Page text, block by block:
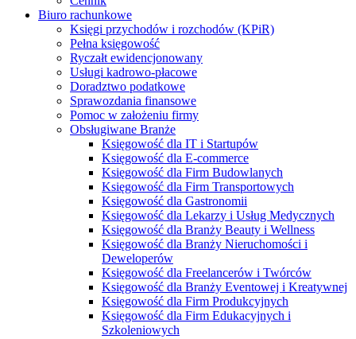
Biuro rachunkowe
Księgi przychodów i rozchodów (KPiR)
Pełna księgowość
Ryczałt ewidencjonowany
Usługi kadrowo-płacowe
Doradztwo podatkowe
Sprawozdania finansowe
Pomoc w założeniu firmy
Obsługiwane Branże
Księgowość dla IT i Startupów
Księgowość dla E-commerce
Księgowość dla Firm Budowlanych
Księgowość dla Firm Transportowych
Księgowość dla Gastronomii
Księgowość dla Lekarzy i Usług Medycznych
Księgowość dla Branży Beauty i Wellness
Księgowość dla Branży Nieruchomości i
Deweloperów
Księgowość dla Freelancerów i Twórców
Księgowość dla Branży Eventowej i Kreatywnej
Księgowość dla Firm Produkcyjnych
Księgowość dla Firm Edukacyjnych i
Szkoleniowych